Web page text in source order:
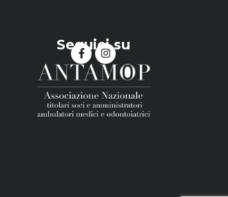
Seguici su